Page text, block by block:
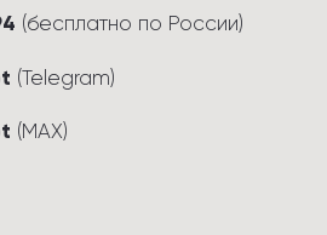
(бесплатно по России)
(Telegram)
(MAX)